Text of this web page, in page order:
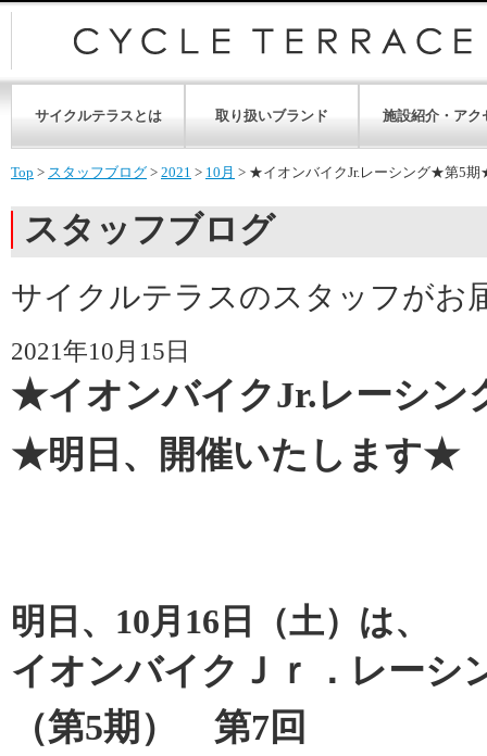
サイクルテラスとは 取り扱いブランド 施設紹介・アク
Top > スタッフブログ > 2021 > 10月 > ★イオンバイクJr.レーシング★第5
スタッフブログ
サイクルテラスのスタッフがお
2021年10月15日
★イオンバイクJr.レーシ
★明日、開催いたします★
明日、10月16日（土）は、
イオンバイクＪｒ．レー
（第5期） 第7回